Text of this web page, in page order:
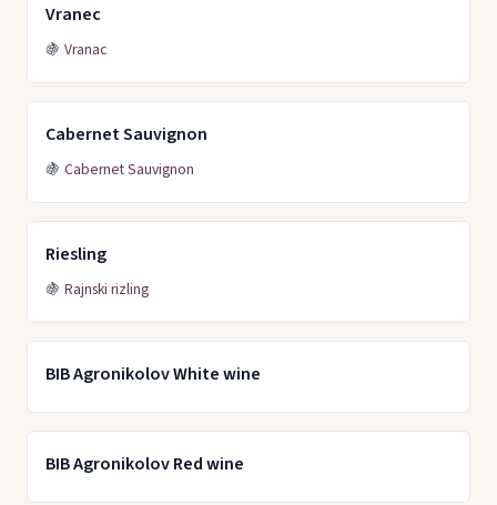
Vranec
🍇 Vranac
Cabernet Sauvignon
🍇 Cabernet Sauvignon
Riesling
🍇 Rajnski rizling
BIB Agronikolov White wine
BIB Agronikolov Red wine